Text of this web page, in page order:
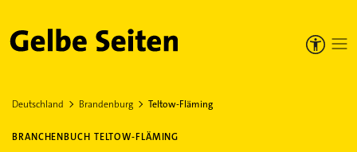
Gelbe Seiten
Deutschland Brandenburg Teltow-Fläming
BRANCHENBUCH TELTOW-FLÄMING